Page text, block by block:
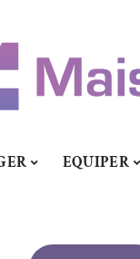
EQUIPER